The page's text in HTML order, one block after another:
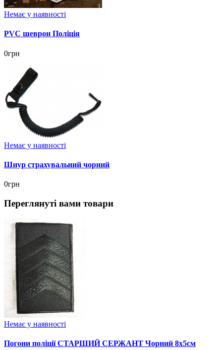
Немає у наявності
PVC шеврон Поліція
0грн
Немає у наявності
Шнур страхувальний чорний
0грн
Переглянуті вами товари
Немає у наявності
Погони поліції СТАРШИЙ СЕРЖАНТ Чорний 8х5см